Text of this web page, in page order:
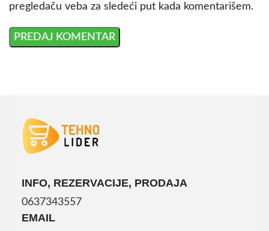
pregledaču veba za sledeći put kada komentarišem.
INFO, REZERVACIJE, PRODAJA
0637343557
EMAIL